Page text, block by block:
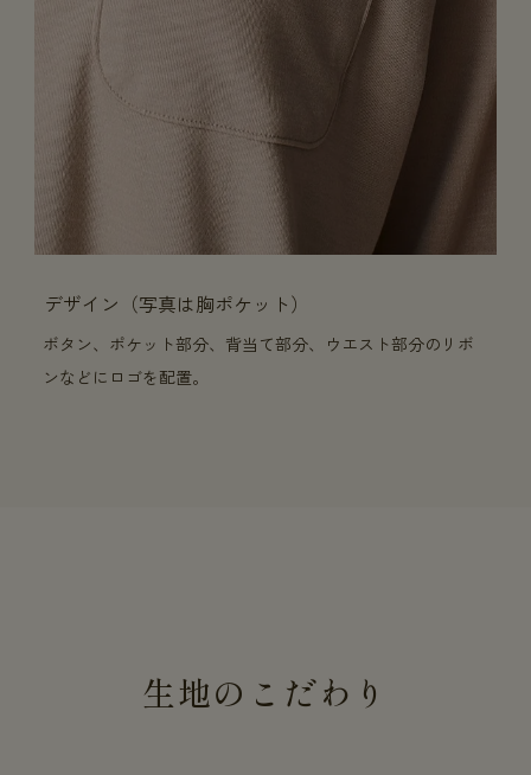
デザイン（写真は胸ポケット）
ボタン、ポケット部分、背当て部分、ウエスト部分のリボ
ンなどにロゴを配置。
生地のこだわり